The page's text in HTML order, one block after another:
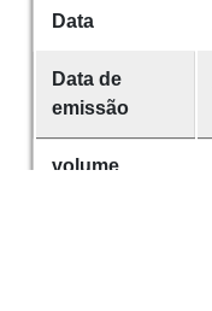
Data
Data de
emissão
volume